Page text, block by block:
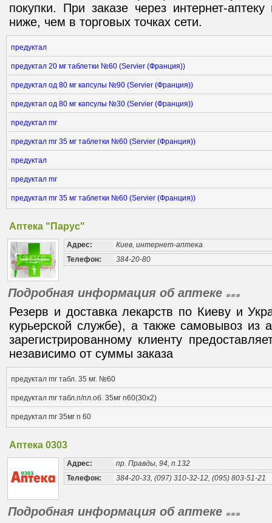
покупки. При заказе через интернет-
ниже, чем в торговых точках сети.
предуктал
предуктал 20 мг таблетки №60 (Servier (Франция))
предуктал од 80 мг капсулы №90 (Servier (Франция))
предуктал од 80 мг капсулы №30 (Servier (Франция))
предуктал mr
предуктал mr 35 мг таблетки №60 (Servier (Франция))
предуктал
предуктал mr
предуктал mr 35 мг таблетки №60 (Servier (Франция))
Аптека "Парус"
Адрес:
Киев, интернет-аптека
Телефон:
384-20-80
Подробная информация об аптеке
Резерв и доставка лекарств по Киеву и
курьерской службе), а также самовывоз из
зарегистрированному клиенту
независимо от суммы заказа
предуктал mr табл. 35 мг. №60
предуктал mr табл.п/пл.об. 35мг n60(30х2)
предуктал mr 35мг n 60
Аптека 0303
Адрес:
пр. Правды, 94, п.132
Телефон:
384-20-33, (097) 310-32-12, (095) 803-51-21
Подробная информация об аптеке